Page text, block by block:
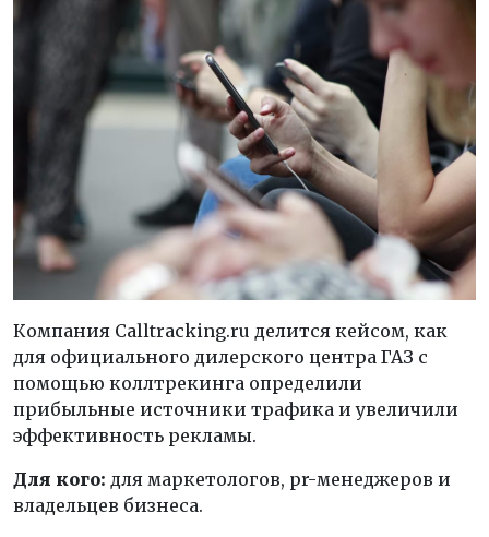
Компания Calltracking.ru делится кейсом, как
для официального дилерского центра ГАЗ с
помощью коллтрекинга определили
прибыльные источники трафика и увеличили
эффективность рекламы.
Для кого: для маркетологов, pr-менеджеров и
владельцев бизнеса.